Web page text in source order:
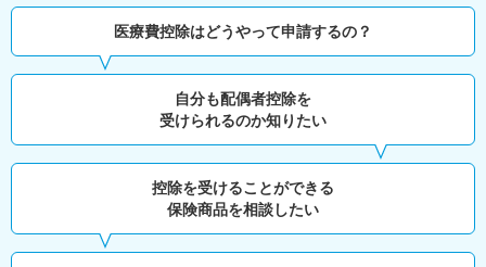
医療費控除はどうやって申請するの？
自分も配偶者控除を
受けられるのか知りたい
控除を受けることができる
保険商品を相談したい